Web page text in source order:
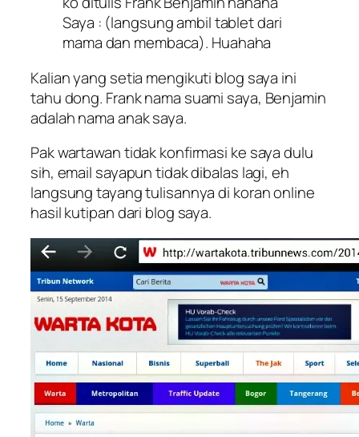
Saya : (langsung ambil tablet dari
mama dan membaca). Huahaha
Kalian yang setia mengikuti blog saya ini
tahu dong. Frank nama suami saya, Benjamin
adalah nama anak saya.
Pak wartawan tidak konfirmasi ke saya dulu
sih, email sayapun tidak dibalas lagi, eh
langsung tayang tulisannya di koran online
hasil kutipan dari blog saya.